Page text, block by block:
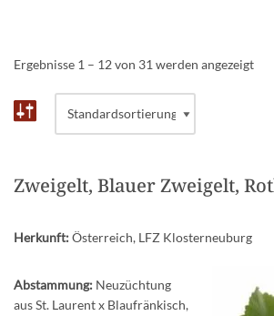
Ergebnisse 1 – 12 von 31 werden angezeigt
Zweigelt, Blauer Zweigelt,
Herkunft:Österreich, LFZ Klosterneuburg
Abstammung: Neuzüchtung
aus St. Laurent x Blaufränkisch,